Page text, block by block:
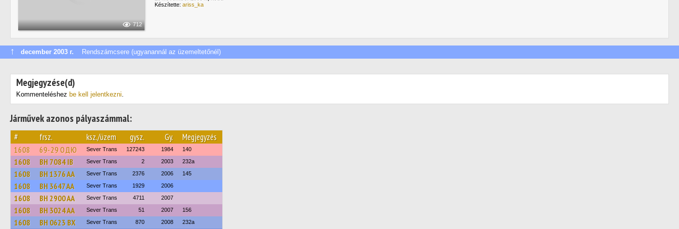
712
Készítette: ariss_ka
↑ december 2003 г. Rendszámcsere (ugyanannál az üzemeltetőnél)
Megjegyzése(d)
Kommenteléshez be kell jelentkezni.
Járművek azonos pályaszámmal:
# frsz. ksz./üzem gysz. Gy. Megjegyzés
1608 69-29 ОДЮ Sever Trans 127243 1984 140
1608 BH 7084 IB Sever Trans 2 2003 232а
1608 BH 1376 AA Sever Trans 2376 2006 145
1608 BH 3647 AA Sever Trans 1929 2006
1608 BH 2900 AA Sever Trans 4711 2007
1608 BH 3024 AA Sever Trans 51 2007 156
1608 BH 0623 BX Sever Trans 870 2008 232а